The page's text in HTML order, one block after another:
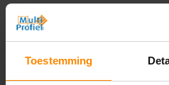
Toestemming
2.650 kg (1.325 kg per
Maximale jukbelasting: